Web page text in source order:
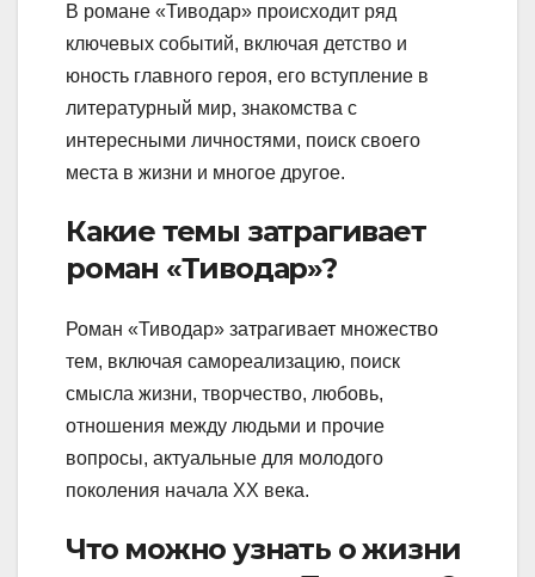
В романе «Тиводар» происходит ряд
ключевых событий, включая детство и
юность главного героя, его вступление в
литературный мир, знакомства с
интересными личностями, поиск своего
места в жизни и многое другое.
Какие темы затрагивает
роман «Тиводар»?
Роман «Тиводар» затрагивает множество
тем, включая самореализацию, поиск
смысла жизни, творчество, любовь,
отношения между людьми и прочие
вопросы, актуальные для молодого
поколения начала XX века.
Что можно узнать о жизни